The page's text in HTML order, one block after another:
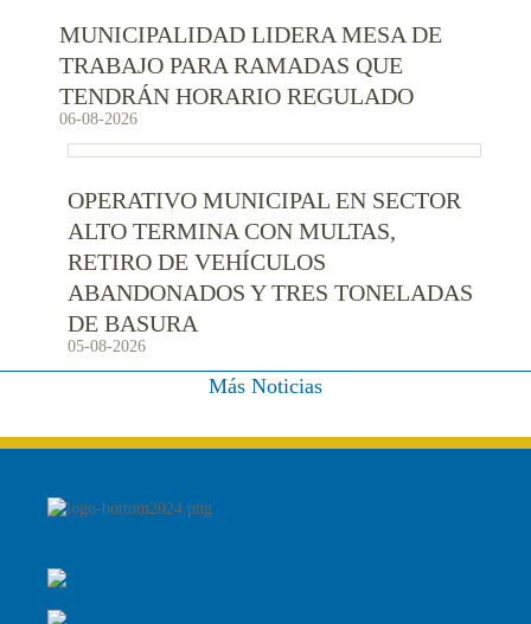
MUNICIPALIDAD LIDERA MESA DE
TRABAJO PARA RAMADAS QUE
TENDRÁN HORARIO REGULADO
06-08-2026
OPERATIVO MUNICIPAL EN SECTOR
ALTO TERMINA CON MULTAS,
RETIRO DE VEHÍCULOS
ABANDONADOS Y TRES TONELADAS
DE BASURA
05-08-2026
Más Noticias